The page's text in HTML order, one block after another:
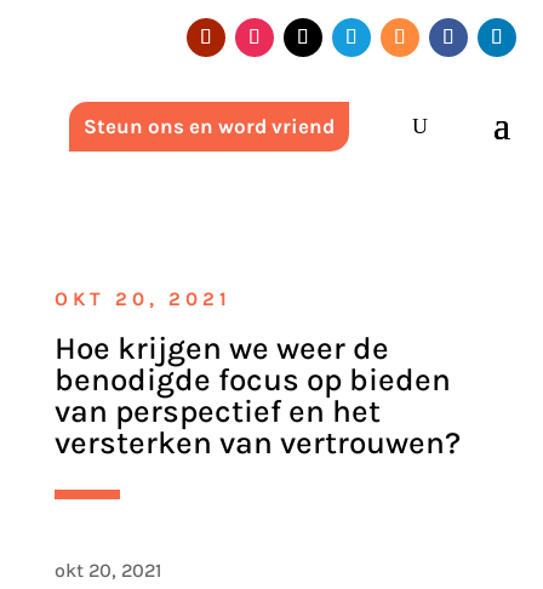
Steun ons en word vriend
OKT 20, 2021
Hoe krijgen we weer de
benodigde focus op bieden
van perspectief en het
versterken van vertrouwen?
okt 20, 2021